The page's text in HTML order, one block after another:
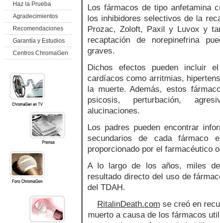
Los fármacos de tipo anfetamina
los inhibidores selectivos de la
Prozac, Zoloft, Paxil y Luvox y
recaptación de norepinefrina
graves.
Dichos efectos pueden incluir
cardíacos como arritmias,
la muerte. Además, estos
psicosis, perturbación,
alucinaciones.
Los padres pueden encontrar
secundarios de cada fármaco
proporcionado por el farmacéutico
A lo largo de los años, miles
resultado directo del uso de
del TDAH.
RitalinDeath.com se creó en
muerto a causa de los fármacos
Haz la Prueba
Agradecimientos
Recomendaciones
Garantía y Estudios
Centros ChromaGen